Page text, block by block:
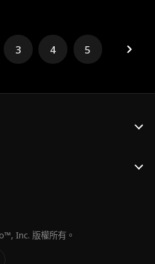
法律制裁。
3 4 5
Inc. 版權所有。